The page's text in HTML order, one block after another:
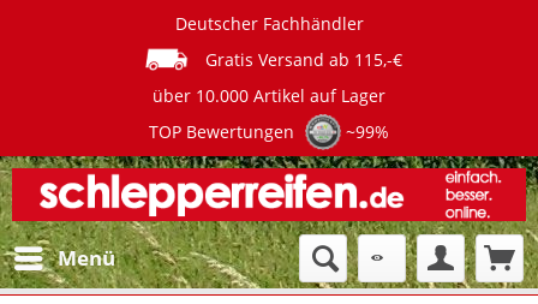
Deutscher Fachhändler
Gratis Versand ab 115,-€
über 10.000 Artikel auf Lager
TOP Bewertungen
~99%
Menü